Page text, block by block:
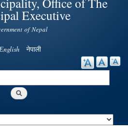
Executive
of Nepal
नेपाली